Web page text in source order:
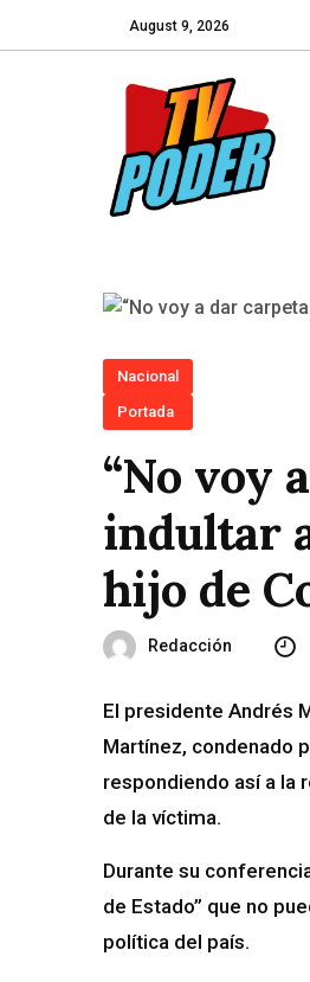
August 9, 2026
Nacional
Portada
“No voy
indultar
hijo de
Redacción
El presidente Andrés
Martínez, condenado
respondiendo así a la
de la víctima.
Durante su
de Estado” que no
política del país.